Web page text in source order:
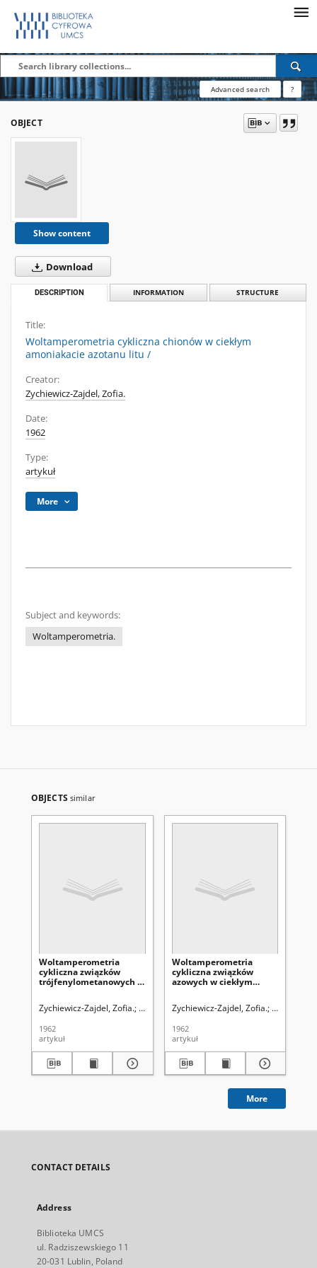
Advanced search ?
OBJECT
Show content
Download
DESCRIPTION INFORMATION STRUCTURE
Title:
Woltamperometria cykliczna chionów w ciekłym
amoniakacie azotanu litu /
Creator:
Zychiewicz-Zajdel, Zofia.
Date:
1962
Type:
artykuł
More
Subject and keywords:
Woltamperometria.
OBJECTS similar
Woltamperometria
cykliczna związków
trójfenylometanowych w
Zychiewicz-Zajdel, Zofia. Hubicki, Włodzimierz (1914-1977). Redaktor
1962
artykuł
Woltamperometria
cykliczna związków
azowych w ciekłym
Zychiewicz-Zajdel, Zofia. Hubicki,
1962
artykuł
More
CONTACT DETAILS
Address
Biblioteka UMCS
ul. Radziszewskiego 11
20-031 Lublin, Poland